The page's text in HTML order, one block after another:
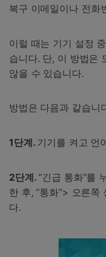
복구 이메일이나 전화
이럴 때는 기기 설정
습니다. 단, 이 방법은
않을 수 있습니다.
방법은 다음과 같습니
1단계. 기기를 켜고 언
2단계. “긴급 통화”를
한 후, “통화”> 오른쪽
다.